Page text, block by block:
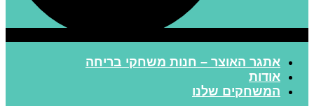
אתגר האוצר – חנות משחקי בריחה
אודות
המשחקים שלנו